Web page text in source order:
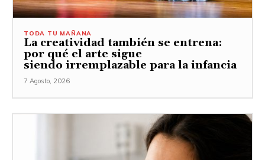
TODA TU MAÑANA
La creatividad también se entrena:
por qué el arte sigue
siendo irremplazable para la infancia
7 Agosto, 2026